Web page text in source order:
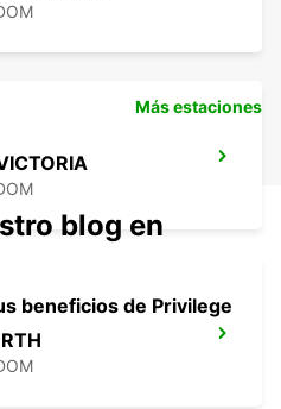
Más estaciones
blog en
beneficios de Privilege